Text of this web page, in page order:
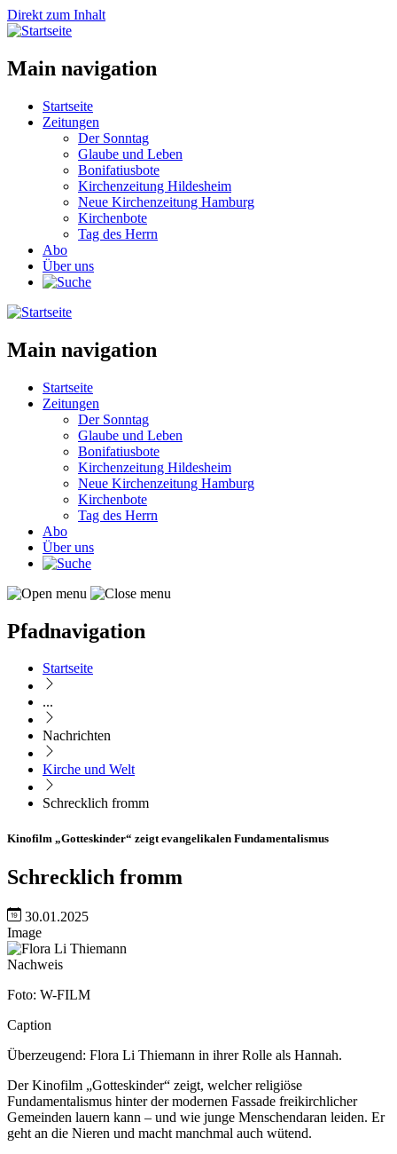
Direkt zum Inhalt
Main navigation
Startseite
Zeitungen
Der Sonntag
Glaube und Leben
Bonifatiusbote
Kirchenzeitung Hildesheim
Neue Kirchenzeitung Hamburg
Kirchenbote
Tag des Herrn
Abo
Über uns
Main navigation
Startseite
Zeitungen
Der Sonntag
Glaube und Leben
Bonifatiusbote
Kirchenzeitung Hildesheim
Neue Kirchenzeitung Hamburg
Kirchenbote
Tag des Herrn
Abo
Über uns
Pfadnavigation
Startseite
...
Nachrichten
Kirche und Welt
Schrecklich fromm
Kinofilm „Gotteskinder“ zeigt evangelikalen Fundamentalismus
Schrecklich fromm
30.01.2025
Image
Nachweis
Foto: W-FILM
Caption
Überzeugend: Flora Li Thiemann in ihrer Rolle als Hannah.
Der Kinofilm „Gotteskinder“ zeigt, welcher religiöse
Fundamentalismus hinter der modernen Fassade freikirchlicher
Gemeinden lauern kann – und wie junge Menschendaran leiden. Er
geht an die Nieren und macht manchmal auch wütend.